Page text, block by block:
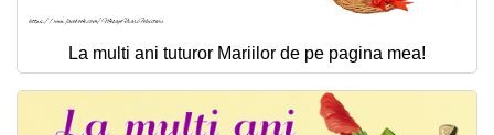
La multi ani tuturor Mariilor de pe pagina mea!